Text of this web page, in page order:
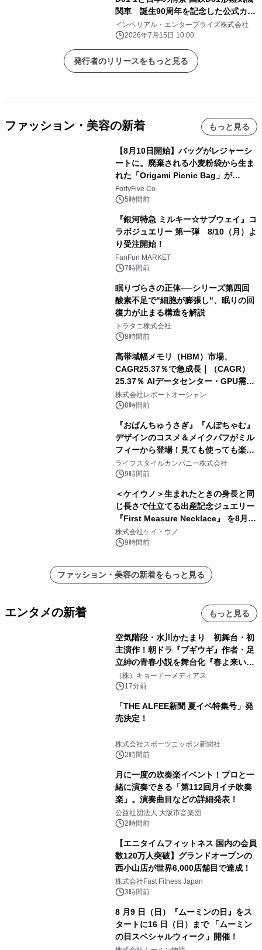
関車 誕生90周年を記念した公式カラ
ー金貨が登場！
インペリアル・エンタープライズ株式会社
2026年7月15日 10:00
発行者のリリースをもっと見る
ファッション・美容の新着 もっと見る
【8月10日開始】バッグがレジャーシ
ートに。廃棄される小麦粉袋から生ま
れた「Origami Picnic Bag」が
Makuakeに登場
FortyFive Co.
5時間前
『銀河特急 ミルキー☆サブウェイ』コ
ラボジュエリー 第一弾 8/10（月）よ
り受注開始！
FanFun MARKET
7時間前
眠りづらさの正体──シリーズ第四回
酸素不足で"細胞が膨張し"、眠りの回
復力が止まる構造を解説
トラタニ株式会社
8時間前
高帯域幅メモリ（HBM）市場、
CAGR25.37％で急成長｜（CAGR）
25.37％ AIデータセンター・GPU需要
拡大が2035年の市場成長を牽引
株式会社レポートオーシャン
8時間前
『おぱんちゅうさぎ』『んぽちゃむ』
デザインのコスメ＆メイクパフがミル
フィーから登場！見ても使っても楽し
い、ポップでキュートなコレクショ
ン。
ライフスタイルカンパニー株式会社
9時間前
＜ケイウノ＞生まれたときの身長と同
じ長さで仕立てる出産記念ジュエリー
『First Measure Necklace』 を8月14
日(金)に発売
株式会社ケイ・ウノ
9時間前
ファッション・美容の新着をもっと見る
エンタメの新着 もっと見る
空気階段・水川かたまり 初舞台・初
主演作！朝ドラ『ブギウギ』作者・足
立紳の青春小説を舞台化『春よ来い、
マジで来い』キービジュアル解禁！
（株）キョードーメディアス
17分前
「THE ALFEE新聞 夏イベ特集号」発
売決定！
株式会社スポーツニッポン新聞社
2時間前
月に一度の吹奏楽イベント！プロと一
緒に演奏できる「第112回月イチ吹奏
楽」。演奏曲目などの詳細発表！
公益社団法人 大阪市音楽団
2時間前
【エニタイムフィットネス 国内の会員
数120万人突破】グランドオープンの
西小山店が世界6,000店舗目で達成！
株式会社Fast Fitness Japan
3時間前
8 月9 日（日）『ムーミンの日』をス
タートに16 日（日）まで 「ムーミン
の日スペシャルウィーク」開催！